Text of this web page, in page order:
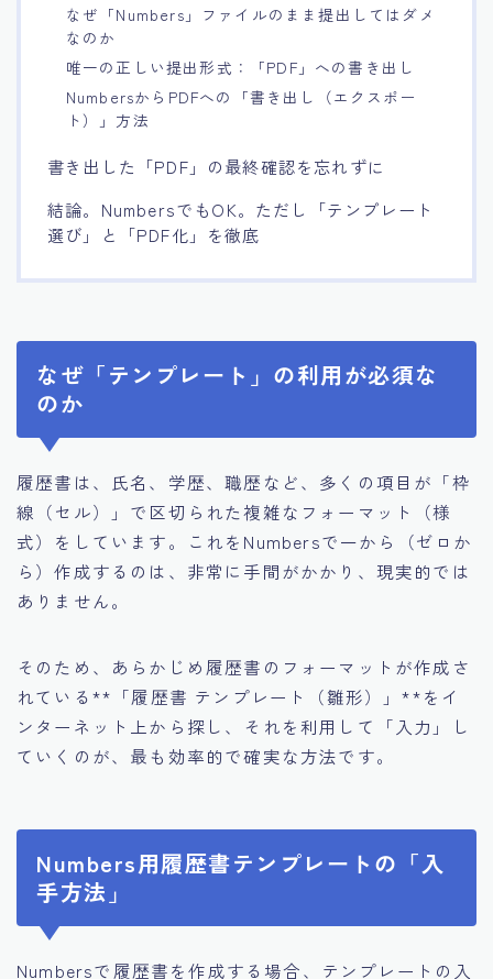
なぜ「Numbers」ファイルのまま提出してはダメ
なのか
唯一の正しい提出形式：「PDF」への書き出し
NumbersからPDFへの「書き出し（エクスポー
ト）」方法
書き出した「PDF」の最終確認を忘れずに
結論。NumbersでもOK。ただし「テンプレート
選び」と「PDF化」を徹底
なぜ「テンプレート」の利用が必須な
のか
履歴書は、氏名、学歴、職歴など、多くの項目が「枠
線（セル）」で区切られた複雑なフォーマット（様
式）をしています。これをNumbersで一から（ゼロか
ら）作成するのは、非常に手間がかかり、現実的では
ありません。
そのため、あらかじめ履歴書のフォーマットが作成さ
れている**「履歴書 テンプレート（雛形）」**をイ
ンターネット上から探し、それを利用して「入力」し
ていくのが、最も効率的で確実な方法です。
Numbers用履歴書テンプレートの「入
手方法」
Numbersで履歴書を作成する場合、テンプレートの入